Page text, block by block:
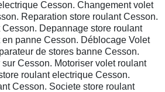
Cesson. Changement volet
Reparation store roulant Cesson.
Depannage store roulant
panne Cesson. Déblocage Volet
de stores banne Cesson.
Cesson. Motoriser volet roulant
roulant electrique Cesson.
Cesson. Societe store roulant